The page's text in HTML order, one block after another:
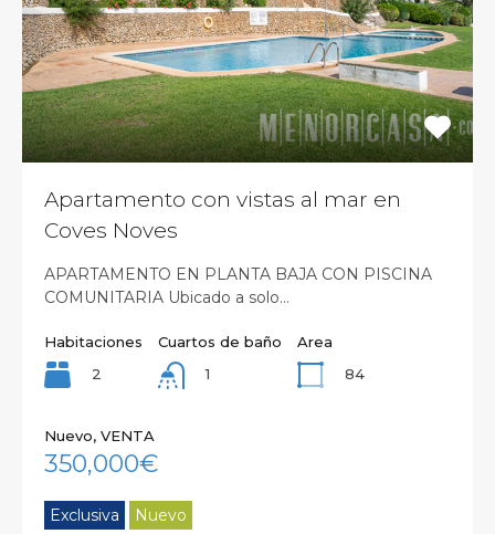
Apartamento con vistas al mar en
Coves Noves
APARTAMENTO EN PLANTA BAJA CON PISCINA
COMUNITARIA Ubicado a solo…
Habitaciones
2
Cuartos de baño
1
Area
84
Nuevo, VENTA
350,000€
Exclusiva Nuevo